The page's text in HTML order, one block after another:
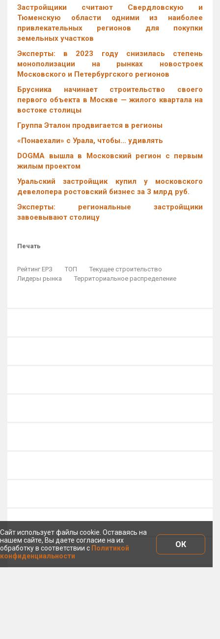
Застройщики считают Свердловскую и
Тюменскую области одними из наиболее
привлекательных регионов для покупки
земельных участков
Эксперты: в 2023 году снизилась степень
монополизации на рынках новостроек
Московского и Петербургского регионов
Брусника начинает строительство своего
первого объекта в Москве — жилого квартала на
востоке столицы
Группа Эталон продвигается в регионы
«Понаехали» с Урала, чтобы… удивлять
DOGMA вышла в Московский регион с первым
жилым проектом
Уральский застройщик купил у московского
девелопера ростовский бизнес за 3 млрд руб.
Эксперты: региональные застройщики
завоевывают столицу
Печать
Рейтинг ЕРЗ ТОП
Текущее строительство
Лидеры рынка
Территориальное распределение
Сайт использует файлы cookie. Оставаясь на
нашем сайте, Вы даете согласие на их
обработку в соответствии с Политикой
конфиденциальности
ОК